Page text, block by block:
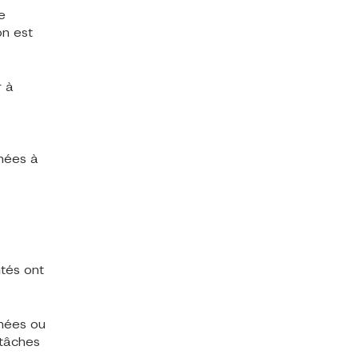
est
à
à
ont
ou